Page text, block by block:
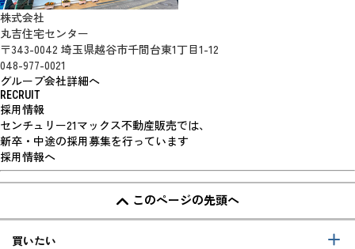
株式会社
丸吉住宅センター
〒343-0042 埼玉県越谷市千間台東1丁目1-12
048-977-0021
グループ会社詳細へ
RECRUIT
採用情報
センチュリー21マックス不動産販売では、
新卒・中途の採用募集を行っています
採用情報へ
このページの先頭へ
買いたい